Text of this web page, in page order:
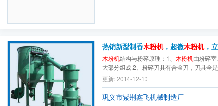
热销新型制香木粉机，超微木粉机，
木粉机结构与粉碎原理：1、 木粉机由粉碎
大部分组成.2、粉碎刀具有合金刀，刀具全
3、附机由；筛分机、集粉器、除尘器组成
合金刀
更新: 2014-12-10
巩义市紫荆鑫飞机械制造厂